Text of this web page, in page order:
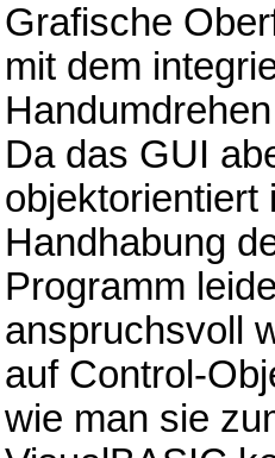
Grafische
mit dem
Da das GUI
objektorientiert
Handhabung
Programm
anspruchsvoll
auf Control-
wie man sie